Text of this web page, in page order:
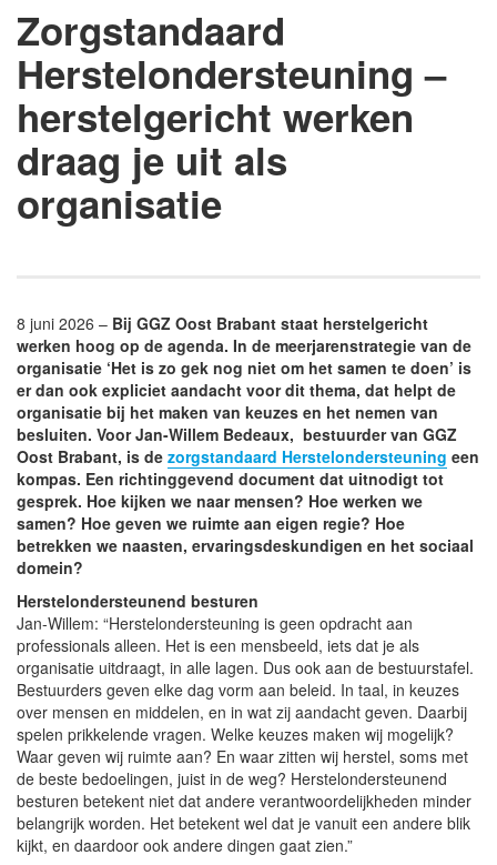
Zorgstandaard
Herstelondersteuning –
herstelgericht werken
draag je uit als
organisatie
8 juni 2026 – Bij GGZ Oost Brabant staat herstelgericht
werken hoog op de agenda. In de meerjarenstrategie van de
organisatie ‘Het is zo gek nog niet om het samen te doen’ is
er dan ook expliciet aandacht voor dit thema, dat helpt de
organisatie bij het maken van keuzes en het nemen van
besluiten. Voor Jan-Willem Bedeaux, bestuurder van GGZ
Oost Brabant, is de zorgstandaard Herstelondersteuning een
kompas. Een richtinggevend document dat uitnodigt tot
gesprek. Hoe kijken we naar mensen? Hoe werken we
samen? Hoe geven we ruimte aan eigen regie? Hoe
betrekken we naasten, ervaringsdeskundigen en het sociaal
domein?
Herstelondersteunend besturen
Jan-Willem: “Herstelondersteuning is geen opdracht aan
professionals alleen. Het is een mensbeeld, iets dat je als
organisatie uitdraagt, in alle lagen. Dus ook aan de bestuurstafel.
Bestuurders geven elke dag vorm aan beleid. In taal, in keuzes
over mensen en middelen, en in wat zij aandacht geven. Daarbij
spelen prikkelende vragen. Welke keuzes maken wij mogelijk?
Waar geven wij ruimte aan? En waar zitten wij herstel, soms met
de beste bedoelingen, juist in de weg? Herstelondersteunend
besturen betekent niet dat andere verantwoordelijkheden minder
belangrijk worden. Het betekent wel dat je vanuit een andere blik
kijkt, en daardoor ook andere dingen gaat zien.”